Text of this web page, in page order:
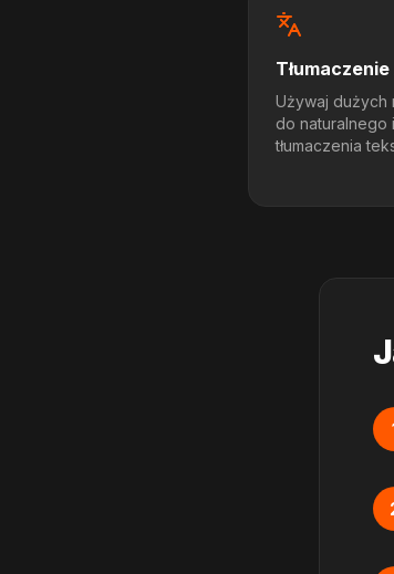
Tłumaczenie
Używaj dużych
do naturalnego
tłumaczenia